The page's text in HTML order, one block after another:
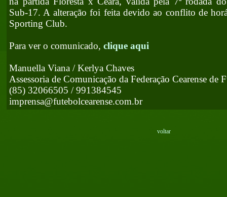
Sub-17. A alteração foi feita devido ao conflito de
Sporting Club.
Para ver o comunicado, clique aqui
Manuella Viana / Kerlya Chaves
Assessoria de Comunicação da Federação Cearense de
(85) 32066505 / 991384545
imprensa@futebolcearense.com.br
voltar